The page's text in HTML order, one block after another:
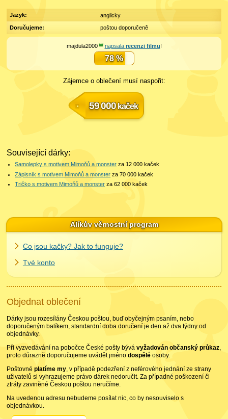
Jazyk:
anglicky
Doručujeme:
poštou doporučeně
majdula2000 napsala recenzi filmu!
78 %
Zájemce o oblečení musí naspořit:
59 000kaček
Související dárky:
Samolepky s motivem Mimoňů a monster za 12 000 kaček
Zápisník s motivem Mimoňů a monster za 70 000kaček
Tričko s motivem Mimoňů a monster za 62 000kaček
Alíkův věrnostní program
Co jsou kačky? Jak to funguje?
Tvé konto
Objednat oblečení
Dárky jsou rozesílány Českou poštou, buď obyčejným psaním, nebo
doporučeným balíkem, standardní doba doručení je den až dva týdny od
objednávky.
Při vyzvedávání na pobočce České pošty bývávyžadován občanský průkaz
proto důrazně doporučujeme uvádět jménodospělé osoby.
Poštovnéplatíme my , v případě podezření z neférového jednání ze strany
uživatelů si vyhrazujeme právo dárek nedoručit. Za případné poškození či
ztráty zaviněné Českou poštou neručíme.
Na uvedenou adresu nebudeme posílat nic, co by nesouviselo s
objednávkou.